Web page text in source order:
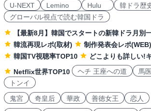
U-NEXT
Lemino Hulu
韓ドラ歴
グローバル視点で読む韓国ドラ
【最新8月】韓国でスタートの新韓ドラ月別
韓流再現レポ(取材)
制作発表会レポ(WEB)
韓国TV視聴率TOP10
どこよりも詳しい!
Netflix世界TOP10
ヘチ 王座への道 馬医
トンイ
鬼宮
奇皇后 華政 善徳女王 恋人